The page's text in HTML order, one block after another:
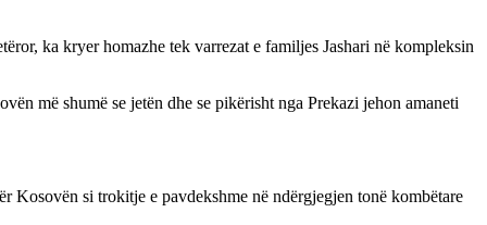
ka kryer homazhe tek varrezat e familjes Jashari në kompleksin
më shumë se jetën dhe se pikërisht nga Prekazi jehon amaneti
Kosovën si trokitje e pavdekshme në ndërgjegjen tonë kombëtare